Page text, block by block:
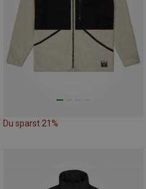
Du sparst 21%